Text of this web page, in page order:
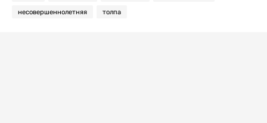
несовершеннолетняя толпа